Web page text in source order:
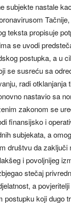
subjekte nastale
teksta propisuje
se uvodi
postupka, a u
se susreću sa
radi otklanjanja
nastavio sa
zakonom se
finansijsko i
subjekata, a
društvu da zaključi
i povoljnijeg
stečaj
a
postupku koji dugo